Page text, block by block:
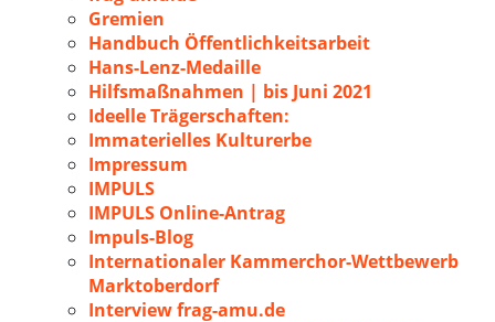
Gremien
Handbuch Öffentlichkeitsarbeit
Hans-Lenz-Medaille
Hilfsmaßnahmen | bis Juni 2021
Ideelle Trägerschaften:
Immaterielles Kulturerbe
Impressum
IMPULS
IMPULS Online-Antrag
Impuls-Blog
Internationaler Kammerchor-Wettbewerb
Marktoberdorf
Interview frag-amu.de